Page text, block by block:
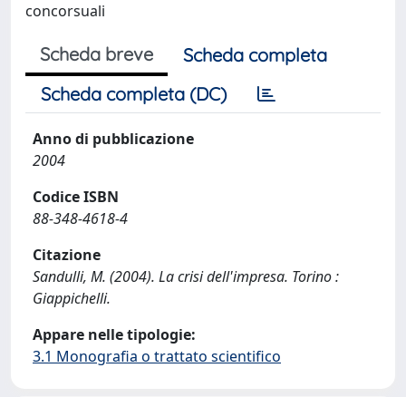
concorsuali
Scheda breve
Scheda completa
Scheda completa (DC)
Anno di pubblicazione
2004
Codice ISBN
88-348-4618-4
Citazione
Sandulli, M. (2004). La crisi dell'impresa. Torino :
Giappichelli.
Appare nelle tipologie:
3.1 Monografia o trattato scientifico